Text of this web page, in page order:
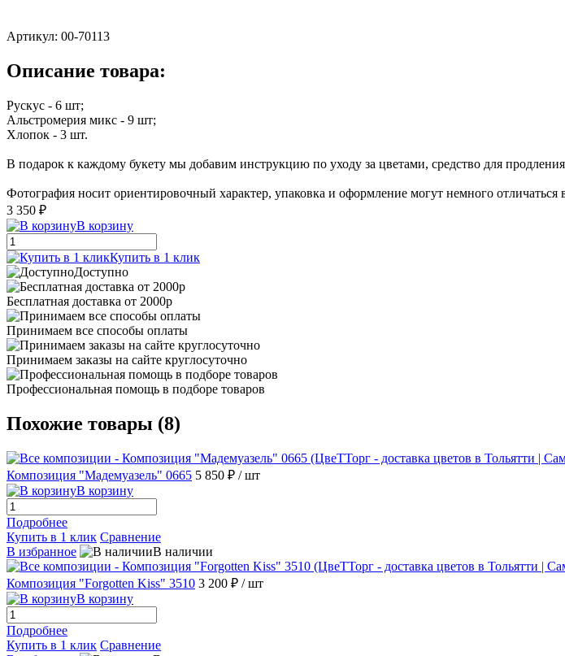
Артикул: 00-70113
Описание товара:
Рускус - 6 шт;
Альстромерия микс - 9 шт;
Хлопок - 3 шт.
В подарок к каждому букету мы добавим инструкцию по уходу за цветами, средство для
Фотография носит ориентировочный характер, упаковка и оформление могут немного отличаться
3 350 ₽
В корзину
Купить в 1 клик
Доступно
Бесплатная доставка от 2000р
Принимаем все способы оплаты
Принимаем заказы на сайте круглосуточно
Профессиональная помощь в подборе товаров
Похожие товары (8)
Композиция "Мадемуазель" 0665 5 850 ₽ / шт
В корзину
Подробнее
Купить в 1 клик Сравнение
В избранное
В наличии
Композиция "Forgotten Kiss" 3510 3 200 ₽ / шт
В корзину
Подробнее
Купить в 1 клик Сравнение